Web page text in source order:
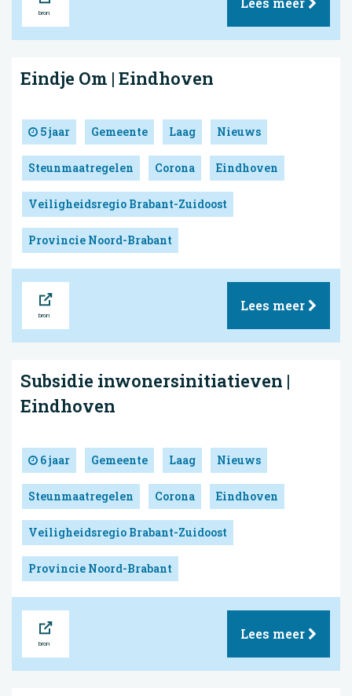
Eindje Om | Eindhoven
5 jaar Gemeente Laag Nieuws
Steunmaatregelen Corona Eindhoven
Veiligheidsregio Brabant-Zuidoost
Provincie Noord-Brabant
Lees meer
Subsidie inwonersinitiatieven |
Eindhoven
6 jaar Gemeente Laag Nieuws
Steunmaatregelen Corona Eindhoven
Veiligheidsregio Brabant-Zuidoost
Provincie Noord-Brabant
Lees meer